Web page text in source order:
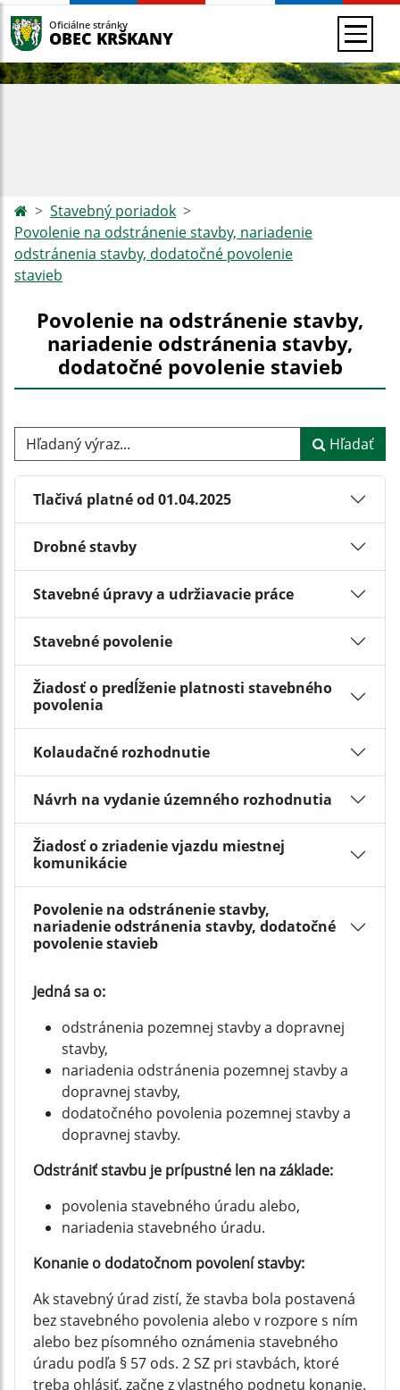
Oficiálne stránky
OBEC KRŠKANY
Stavebný poriadok
Povolenie na odstránenie stavby, nariadenie
odstránenia stavby, dodatočné povolenie
stavieb
Povolenie na odstránenie stavby,
nariadenie odstránenia stavby,
dodatočné povolenie stavieb
Hľadaný výraz... Hľadať
Tlačivá platné od 01.04.2025
Drobné stavby
Stavebné úpravy a udržiavacie práce
Stavebné povolenie
Žiadosť o predĺženie platnosti stavebného
povolenia
Kolaudačné rozhodnutie
Návrh na vydanie územného rozhodnutia
Žiadosť o zriadenie vjazdu miestnej
komunikácie
Povolenie na odstránenie stavby,
nariadenie odstránenia stavby, dodatočné
povolenie stavieb
Jedná sa o:
odstránenia pozemnej stavby a dopravnej
stavby,
nariadenia odstránenia pozemnej stavby a
dopravnej stavby,
dodatočného povolenia pozemnej stavby a
dopravnej stavby.
Odstrániť stavbu je prípustné len na základe:
povolenia stavebného úradu alebo,
nariadenia stavebného úradu.
Konanie o dodatočnom povolení stavby:
Ak stavebný úrad zistí, že stavba bola postavená
bez stavebného povolenia alebo v rozpore s ním
alebo bez písomného oznámenia stavebného
úradu podľa § 57 ods. 2 SZ pri stavbách, ktoré
treba ohlásiť, začne z vlastného podnetu konanie.